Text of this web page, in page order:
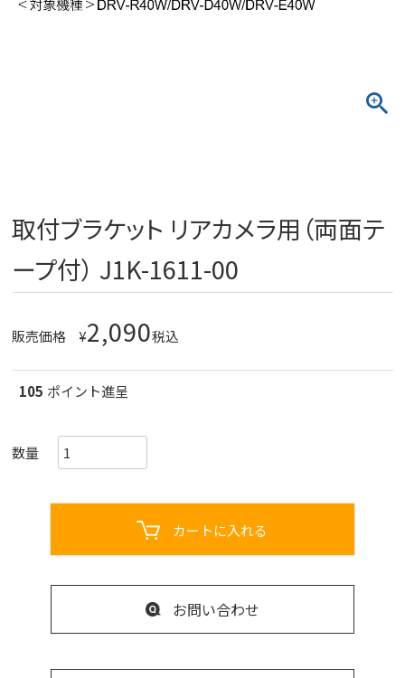
取付ブラケット リアカメラ用（両面テ
ープ付） J1K-1611-00
販売価格 ¥2,090税込
105 ポイント進呈
カートに入れる
お問い合わせ